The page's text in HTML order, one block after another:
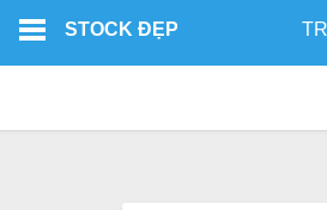
STOCK ĐẸP